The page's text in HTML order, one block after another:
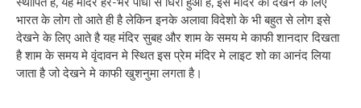
भारत के लोग तो आते ही है लेकिन इनके अलावा विदेशो के भी बहुत से लोग इसे
देखने के लिए आते है यह मंदिर सुबह और शाम के समय मे काफी शानदार दिखता
है शाम के समय मे वृंदावन मे स्थित इस प्रेम मंदिर मे लाइट शो का आनंद लिया
जाता है जो देखने मे काफी खुशनुमा लगता है।